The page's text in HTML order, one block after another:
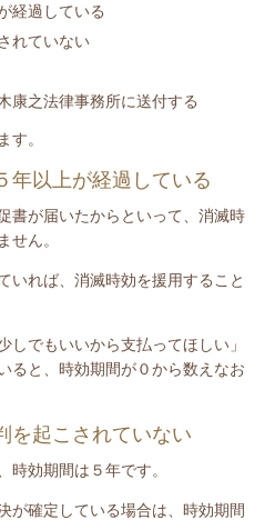
経過している
れていない
康之法律事務所に送付する
す。
年以上が経過している
書が届いたからといって、消滅時
せん。
いれば、消滅時効を援用すること
しでもいいから支払ってほしい」
ると、時効期間が０から数えなお
を起こされていない
時効期間は５年です。
が確定している場合は、時効期間